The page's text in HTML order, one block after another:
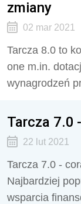
zmiany
02 mar 2021
Tarcza 8.0 to
one m.in.
wynagrodzeń
Tarcza 7.0
22 lut 2021
Tarcza 7.0 -
Najbardziej
wsparcia